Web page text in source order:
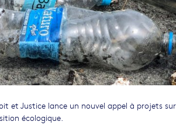
et Justice lance un nouvel appel à projets
écologique.